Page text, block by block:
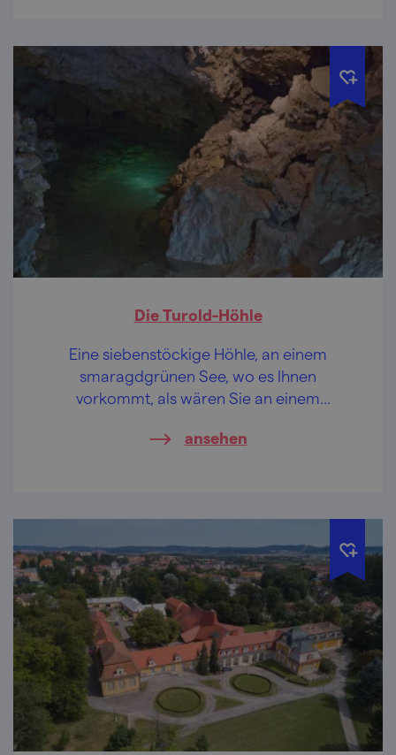
Die Turold-Höhle
Eine siebenstöckige Höhle, an einem
smaragdgrünen See, wo es Ihnen
vorkommt, als wären Sie an einem
Meeresgrund.
ansehen